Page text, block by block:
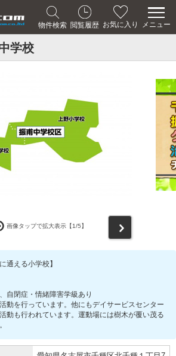
物件検索 閲覧履歴 お気に入り メニュー
学校
画像タップで拡大表示【1/5】
通える小学校】
自閉症・情緒障害学級あり
動を行っています。他にもデイサービスセンター
動も行われています。運動場には樹木が覆い茂る